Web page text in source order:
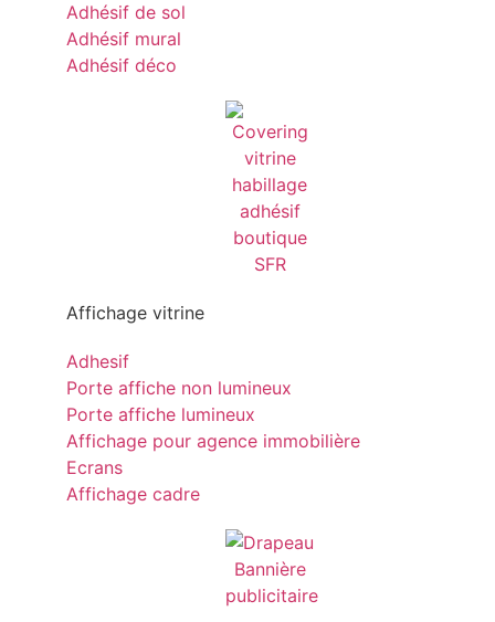
Adhésif de sol
Adhésif mural
Adhésif déco
Affichage vitrine
Adhesif
Porte affiche non lumineux
Porte affiche lumineux
Affichage pour agence immobilière
Ecrans
Affichage cadre